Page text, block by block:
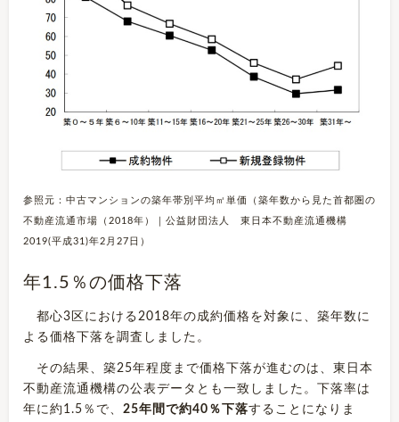
参照元：中古マンションの築年帯別平均㎡単価（築年数から見た首都圏の
不動産流通市場（2018年）｜公益財団法人 東日本不動産流通機構
2019(平成31)年2月27日）
年1.5％の価格下落
都心3区における2018年の成約価格を対象に、築年数に
よる価格下落を調査しました。
その結果、築25年程度まで価格下落が進むのは、東日本
不動産流通機構の公表データとも一致しました。下落率は
年に約1.5％で、 25年間で約40％下落することになりま